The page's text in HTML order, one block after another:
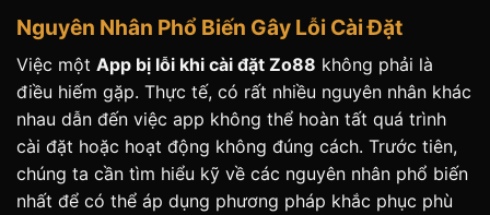
Nguyên Nhân Phổ Biến Gây Lỗi Cài Đặt
Việc một App bị lỗi khi cài đặt Zo88 không phải là
điều hiếm gặp. Thực tế, có rất nhiều nguyên nhân khác
nhau dẫn đến việc app không thể hoàn tất quá trình
cài đặt hoặc hoạt động không đúng cách. Trước tiên,
chúng ta cần tìm hiểu kỹ về các nguyên nhân phổ biến
nhất để có thể áp dụng phương pháp khắc phục phù